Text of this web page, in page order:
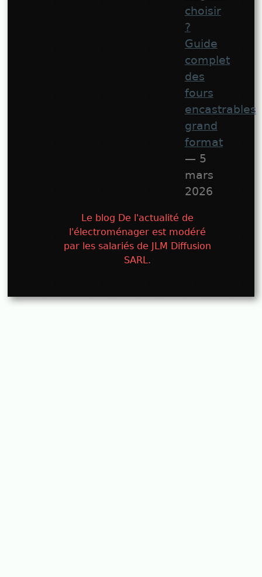
choisir
?
Guide
complet
des
fours
encastrables
grand
format
— 5
mars
2026
Le blog De l'actualité de
l'électroménager est modéré
par les salariés de JLM Diffusion
SARL.